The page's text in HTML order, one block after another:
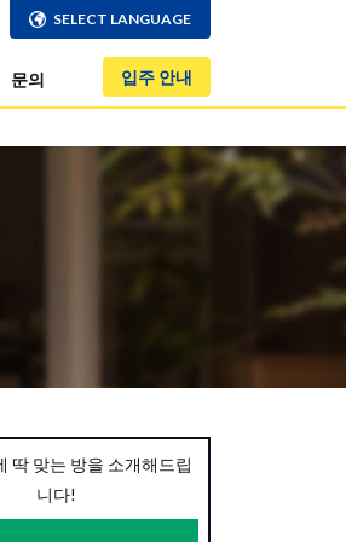
문의 입주 안내
SELECT LANGUAGE
딱 맞는 방을 소개해드립
니다!